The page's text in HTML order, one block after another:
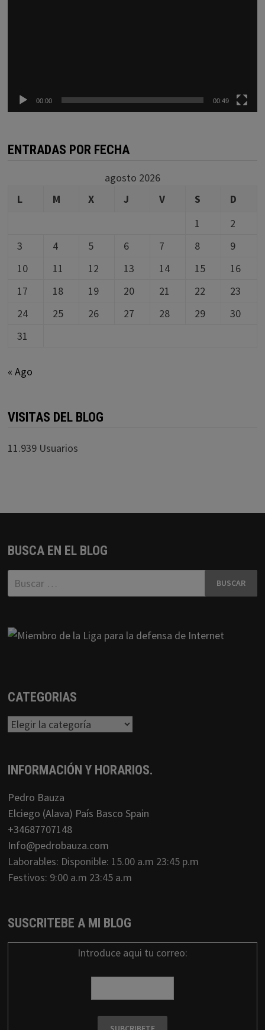
00:00 00:49
ENTRADAS POR FECHA
agosto 2026
L
M X J V S
D
1
2
3
4 5 6 7 8
9
10
11 12 13 14 15
16
17
18 19 20 21 22
23
24
25 26 27 28 29
30
31
« Ago
VISITAS DEL BLOG
11.939 Usuarios
BUSCA EN EL BLOG
Buscar:
CATEGORIAS
Categorias
INFORMACIÓN Y HORARIOS.
Pedro Bauza
Elciego (Alava) País Basco Spain
+34687707148
Info@pedrobauza.com
Laborables: Disponible: 15.00 a.m 23:45 p.m
Festivos: 9:00 a.m 23:45 a.m
SUSCRITEBE A MI BLOG
Introduce aqui tu correo: